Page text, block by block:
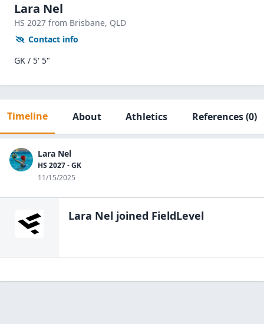
Lara Nel
HS 2027 from Brisbane, QLD
Contact info
GK / 5' 5"
Timeline About Athletics References(0)
Lara Nel
HS 2027 - GK
11/15/2025
Lara Nel joined FieldLevel